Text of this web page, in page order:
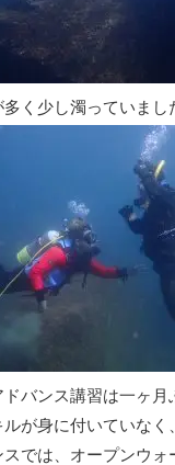
く少し濁っていまし
バンス講習は一ヶ月
ルが身に付いていな
スでは、オープンウ